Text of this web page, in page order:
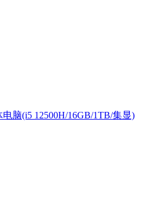
脑(i5 12500H/16GB/1TB/集显)